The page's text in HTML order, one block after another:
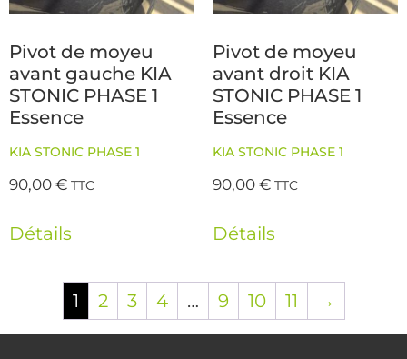
Pivot de moyeu
avant gauche KIA
STONIC PHASE 1
Essence
KIA STONIC PHASE 1
90,00€ TTC
Détails
Pivot de moyeu
avant droit KIA
STONIC PHASE 1
Essence
KIA STONIC PHASE 1
90,00€ TTC
Détails
1 2 3 4 … 9 10 11 →